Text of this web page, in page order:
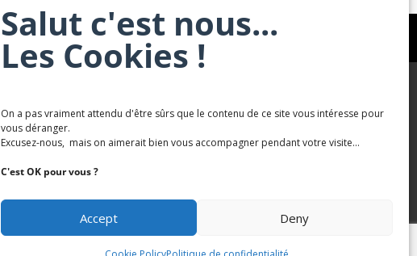
Salut c'est nous...
Les Cookies !
On a pas vraiment attendu d'être sûrs que le contenu de ce site vous intéresse pour
vous déranger.
Excusez-nous, mais on aimerait bien vous accompagner pendant votre visite...
C'est OK pour vous ?
Accept Deny
Karaté Mont Saint Martin
Terres de mercy - Complexe sportif